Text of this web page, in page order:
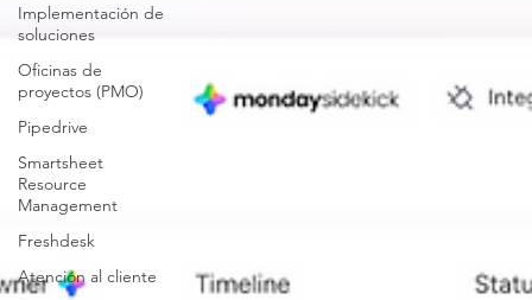
Implementación de
soluciones
Oficinas de
proyectos (PMO)
Pipedrive
Smartsheet
Resource
Management
Freshdesk
Atención al cliente